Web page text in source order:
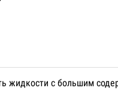
жидкости с большим